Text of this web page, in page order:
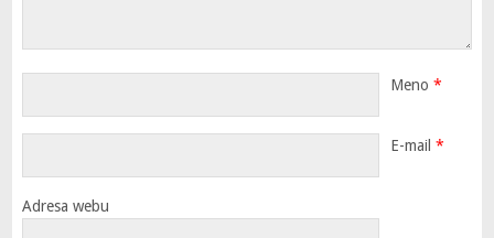
Meno *
E-mail *
Adresa webu